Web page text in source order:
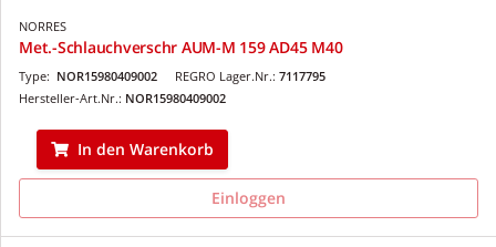
NORRES
Met.-Schlauchverschr AUM-M 159 AD45 M40
REGRO Lager.Nr.: 7117795
Type: NOR15980409002
Hersteller-Art.Nr.: NOR15980409002
In den Warenkorb
Einloggen